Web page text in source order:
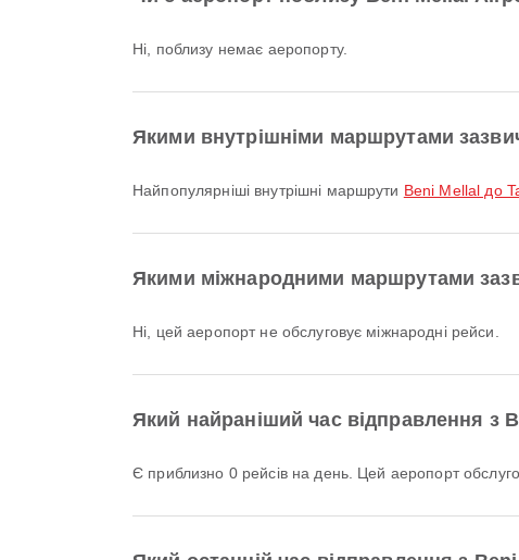
Ні, поблизу немає аеропорту.
Якими внутрішніми маршрутами
Найпопулярніші внутрішні маршрути Beni Mellal до
Якими міжнародними маршрутами
Ні, цей аеропорт не обслуговує міжнародні рейси.
Який найраніший час відправлення з
Є приблизно 0 рейсів на день. Цей аеропорт